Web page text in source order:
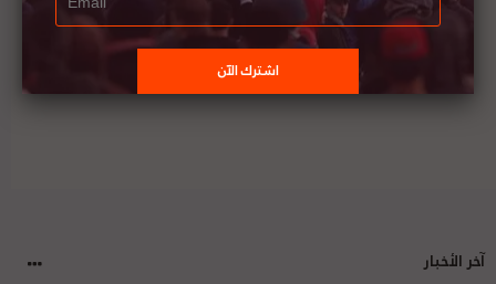
آخر الأخبار